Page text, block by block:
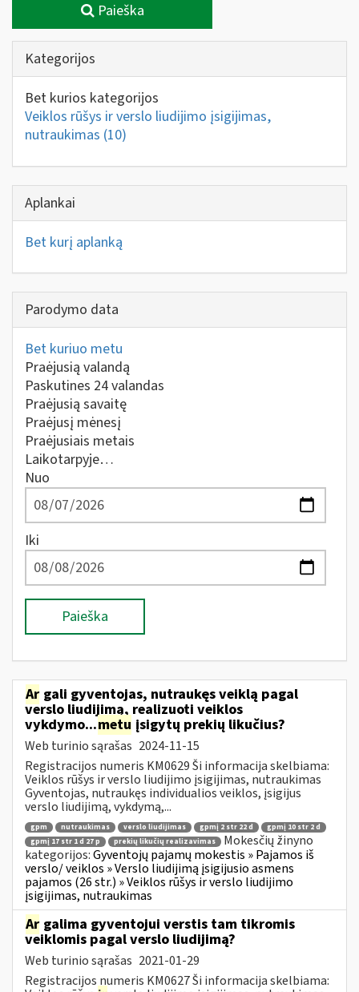
Paieška
Kategorijos
Bet kurios kategorijos
Veiklos rūšys ir verslo liudijimo įsigijimas,
nutraukimas (10)
Aplankai
Bet kurį aplanką
Parodymo data
Bet kuriuo metu
Praėjusią valandą
Paskutines 24 valandas
Praėjusią savaitę
Praėjusį mėnesį
Praėjusiais metais
Laikotarpyje…
Nuo
Iki
Paieška
Ar gali gyventojas, nutraukęs veiklą pagal
verslo liudijimą, realizuoti veiklos
vykdymo...metu įsigytų prekių likučius?
Web turinio sąrašas 2024-11-15
Registracijos numeris KM0629 Ši informacija skelbiama:
Veiklos rūšys ir verslo liudijimo įsigijimas, nutraukimas
Gyventojas, nutraukęs individualios veiklos, įsigijus
verslo liudijimą, vykdymą,...
gpm nutraukimas verslo liudijimas gpmį 2 str 22 d
gpmį 10 str 2 d
gpmį 17 str 1 d 27 p
prekių likučių realizavimas
Mokesčių žinyno
kategorijos:Gyventojų pajamų mokestis » Pajamos iš
verslo/ veiklos » Verslo liudijimą įsigijusio asmens
pajamos (26 str.) » Veiklos rūšys ir verslo liudijimo
įsigijimas, nutraukimas
Ar galima gyventojui verstis tam tikromis
veiklomis pagal verslo liudijimą?
Web turinio sąrašas 2021-01-29
Registracijos numeris KM0627 Ši informacija skelbiama: